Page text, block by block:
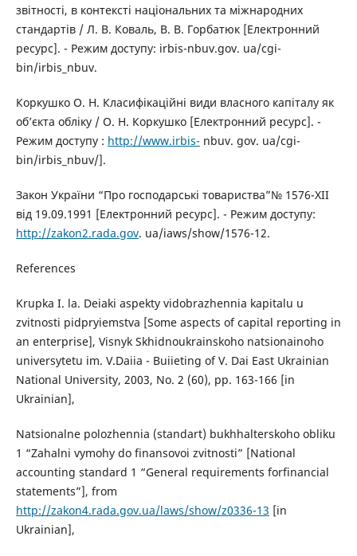
звітності, в контексті національних та міжнародних
стандартів / Л. В. Коваль, В. В. Горбатюк [Електронний
ресурс]. - Режим доступу: irbis-nbuv.gov. ua/cgi-
bin/irbis_nbuv.
Коркушко О. Н. Класифікаційні види власного капіталу як
об’єкта обліку / О. Н. Коркушко [Електронний ресурс]. -
Режим доступу : http://www.irbis- nbuv. gov. ua/cgi-
bin/irbis_nbuv/].
Закон України “Про господарські товариства”№ 1576-ХІІ
від 19.09.1991 [Електронний ресурс]. - Режим доступу:
http://zakon2.rada.gov. ua/iaws/show/1576-12.
References
Krupka I. la. Deiaki aspekty vidobrazhennia kapitalu u
zvitnosti pidpryiemstva [Some aspects of capital reporting in
an enterprise], Visnyk Skhidnoukrainskoho natsionainoho
universytetu im. V.Daiia - Buiieting of V. Dai East Ukrainian
National University, 2003, No. 2 (60), pp. 163-166 [in
Ukrainian],
Natsionalne polozhennia (standart) bukhhalterskoho obliku
1 “Zahalni vymohy do finansovoi zvitnosti” [National
accounting standard 1 “General requirements forfinancial
statements”], from
http://zakon4.rada.gov.ua/laws/show/z0336-13 [in
Ukrainian],